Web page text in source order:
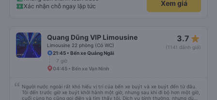
Xác nhận chỗ ngay lập tức
Xem giá
Quang Dũng VIP Limousine
Limousine 22 phòng (Có WC)
3.7 star_rate
(1141 đánh giá)
21:45 • Bến xe Quảng Ngãi
7 giờ
04:45 • Bến xe Vạn Ninh
Người nước ngoài rất khó hiểu vị trí của bến xe buýt và xe buýt đến từ đâu.
Tôi đến trước giờ xe buýt khởi hành một giờ, nhưng sau khi đi bộ hơn một giờ,
cuối cùng họ cũng gọi điện và tìm thấy tôi. Dịch vụ bình thường, nhưng dù